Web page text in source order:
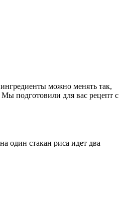
можно менять так,
подготовили для вас рецепт с
один стакан риса идет два